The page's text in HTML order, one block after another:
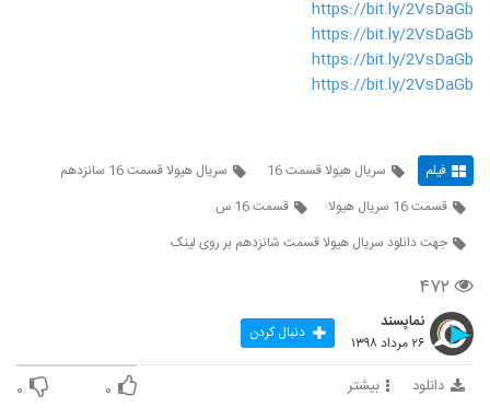
https://bit.ly/2VsDaGb
https://bit.ly/2VsDaGb
https://bit.ly/2VsDaGb
https://bit.ly/2VsDaGb
فیلم سریال هیولا قسمت 16
سریال هیولا قسمت 16 سانزدهم
قسمت 16 سریال هیولا
قسمت 16 س
جهت دانلود سریال هیولا قسمت شانزدهم بر روی لینک
۴۷۲
نماپسند
۲۶ مرداد ۱۳۹۸ دنبال کردن
دانلود بیشتر ۰ ۰